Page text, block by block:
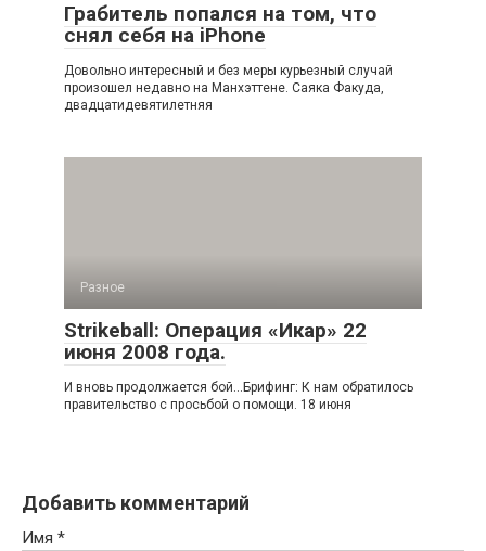
Грабитель попался на том, что
снял себя на iPhone
Довольно интересный и без меры курьезный случай
произошел недавно на Манхэттене. Саяка Факуда,
двадцатидевятилетняя
Разное
Strikeball: Операция «Икар» 22
июня 2008 года.
И вновь продолжается бой...Брифинг: К нам обратилось
правительство с просьбой о помощи. 18 июня
Добавить комментарий
Имя *